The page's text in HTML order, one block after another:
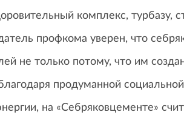
комплекс, турбазу,
профкома уверен, что
не только потому, что им
продуманной
на «Себряковцементе»